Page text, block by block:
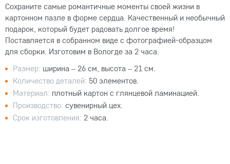
Сохраните самые романтичные моменты своей жизни в
картонном пазле в форме сердца. Качественный и необычный
подарок, который будет радовать долгое время!
Поставляется в собранном виде с фотографией-образцом
для сборки. Изготовим в Вологде за 2 часа.
Размер: ширина – 26 см, высота – 21 см.
Количество деталей: 50 элементов.
Материал: плотный картон с глянцевой ламинацией.
Производство: сувенирный цех.
Срок изготовления: 2 часа.